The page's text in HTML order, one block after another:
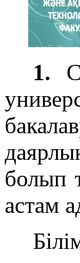
1.
болып
астам